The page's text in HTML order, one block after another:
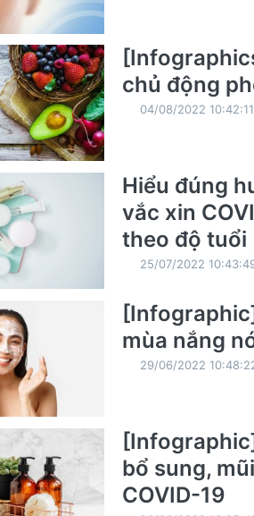
chủ động
04/08/2022
Hiểu đúng
vắc xin
theo độ tuổi
25/07/2022
mùa nắng
29/06/2022
bổ sung,
COVID-19